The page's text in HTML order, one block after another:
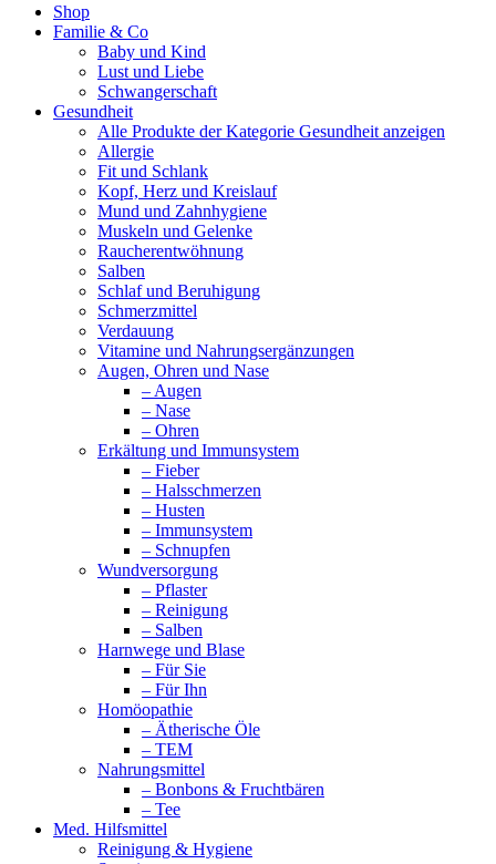
Shop
Familie & Co
Baby und Kind
Lust und Liebe
Schwangerschaft
Gesundheit
Alle Produkte der Kategorie Gesundheit anzeigen
Allergie
Fit und Schlank
Kopf, Herz und Kreislauf
Mund und Zahnhygiene
Muskeln und Gelenke
Raucherentwöhnung
Salben
Schlaf und Beruhigung
Schmerzmittel
Verdauung
Vitamine und Nahrungsergänzungen
Augen, Ohren und Nase
– Augen
– Nase
– Ohren
Erkältung und Immunsystem
– Fieber
– Halsschmerzen
– Husten
– Immunsystem
– Schnupfen
Wundversorgung
– Pflaster
– Reinigung
– Salben
Harnwege und Blase
– Für Sie
– Für Ihn
Homöopathie
– Ätherische Öle
– TEM
Nahrungsmittel
– Bonbons & Fruchtbären
– Tee
Med. Hilfsmittel
Reinigung & Hygiene